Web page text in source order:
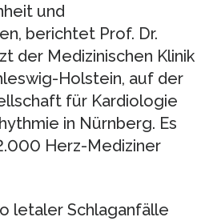
und
berichtet Prof. Dr.
der Medizinischen Klinik
Holstein, auf der
für Kardiologie
in Nürnberg. Es
Herz-Mediziner
letaler Schlaganfälle